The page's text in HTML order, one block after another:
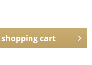
shopping cart